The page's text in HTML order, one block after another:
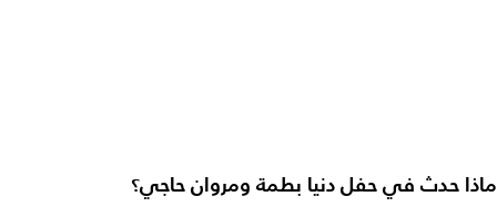
ماذا حدث في حفل دنيا بطمة ومروان حاجي؟